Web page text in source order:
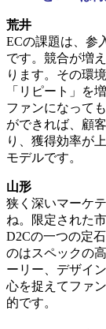
荒井
ECの課題は、参
です。競合が増
ります。その環
「リピート」を
ファンになって
ができれば、顧
り、獲得効率が
モデルです。
山形
狭く深いマーケ
ね。限定された
D2Cの一つの定
のはスペックの
ーリー、デザイ
心を捉えてファ
的です。